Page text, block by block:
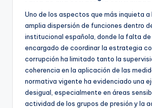
Uno de los aspectos que más inquieta a
amplia dispersión de funciones dentro
institucional española, donde la falta
encargado de coordinar la estrategia
corrupción ha limitado tanto la
coherencia en la aplicación de las
normativa vigente ha evidenciado una
desigual, especialmente en áreas
actividad de los grupos de presión y la